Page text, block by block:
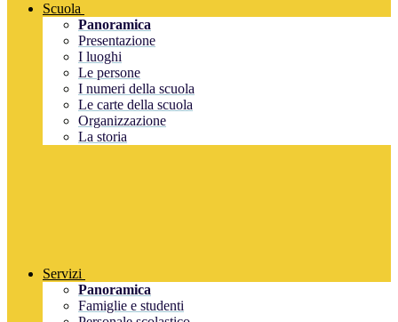
Scuola
Panoramica
Presentazione
I luoghi
Le persone
I numeri della scuola
Le carte della scuola
Organizzazione
La storia
Servizi
Panoramica
Famiglie e studenti